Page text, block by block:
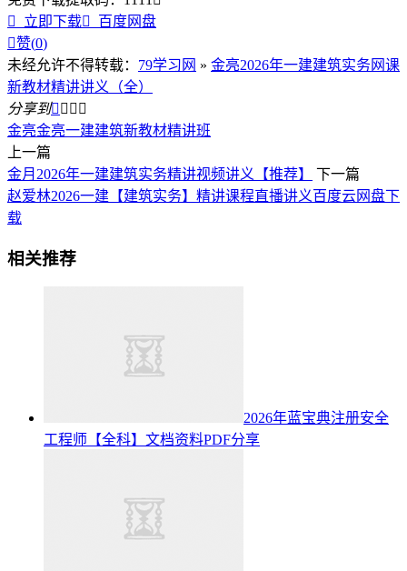

立即下载
百度网盘
赞(0)
未经允许不得转载： 79学习网 » 金亮2026年一建建筑实务网课
新教材精讲讲义（全）
分享到   
金亮金亮一建建筑新教材精讲班
上一篇
金月2026年一建建筑实务精讲视频讲义【推荐】
下一篇
赵爱林2026一建【建筑实务】精讲课程直播讲义百度云网盘下
载
相关推荐
2026年蓝宝典注册安全
工程师【全科】文档资料PDF分享